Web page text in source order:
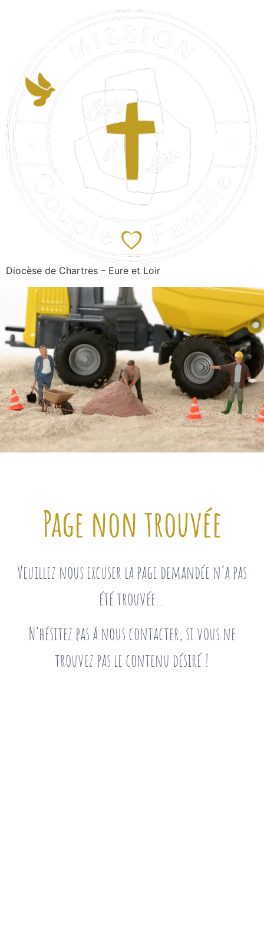
Diocèse de Chartres – Eure et Loir
Page non trouvée
Veuillez nous excuser la page demandée n’a pas
été trouvée…
N’hésitez pas à nous contacter, si vous ne
trouvez pas le contenu désiré !